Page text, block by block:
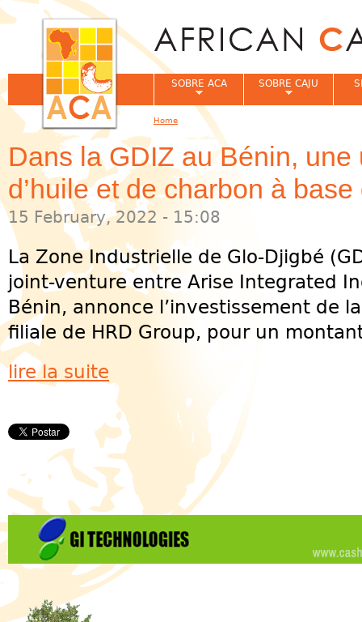
Dans la GDIZ au Bénin,
d’huile et de charbon à
15 February, 2022 - 15:08
La Zone Industrielle de Glo-Djigbé
joint-venture entre Arise Integrated
Bénin, annonce l’investissement de
filiale de HRD Group, pour un
lire la suite
SOBRE ACA SOBRE CAJU
You are here
Home